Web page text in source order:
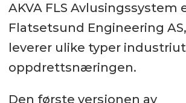
AKVA FLS Avlusingssystem
Flatsetsund Engineering
leverer ulike typer
oppdrettsnæringen.
Den første versjonen av